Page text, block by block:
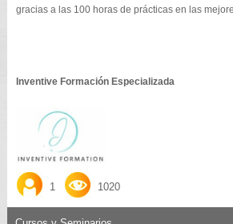
gracias a las 100 horas de prácticas en las
Inventive Formación Especializada
1 1020